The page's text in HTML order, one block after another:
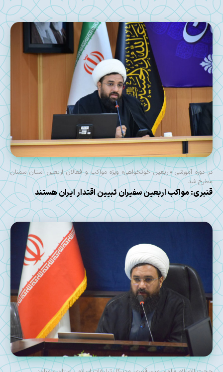
در دوره آموزشی «اربعین خونخواهی» ویژه مواکب و فعالان اربعین استان سمنان
مطرح شد
قنبری: مواکب اربعین سفیران تبیین اقتدار ایران هستند